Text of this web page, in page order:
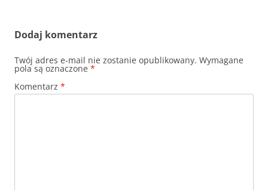
Dodaj komentarz
Twój adres e-mail nie zostanie opublikowany. Wymagane
pola są oznaczone *
Komentarz *